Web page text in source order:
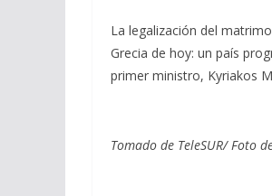
La legalización del
Grecia de hoy: un país
primer ministro, Kyriakos
Tomado de TeleSUR/ Foto